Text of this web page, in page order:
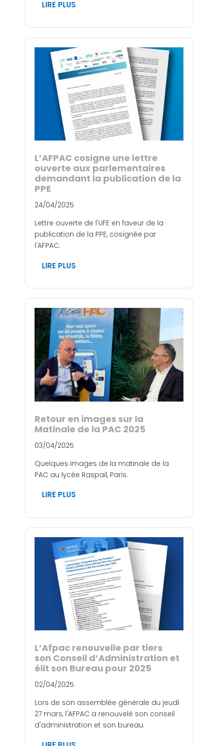
LIRE PLUS
L’AFPAC cosigne une lettre
ouverte aux parlementaires
demandant la publication de la
PPE
24/04/2025
Lettre ouverte de l'UFE en faveur de la
publication de la PPE, cosignée par
l'AFPAC.
LIRE PLUS
Retour en images sur la
Matinale de la PAC 2025
03/04/2025
Quelques images de la matinale de la
PAC au lycée Raspail, Paris.
LIRE PLUS
L’Afpac renouvelle par tiers
son Conseil d’Administration et
élit son Bureau pour 2025
02/04/2025
Lors de son assemblée générale du jeudi
27 mars, l'AFPAC a renouvelé son conseil
d'administration et son bureau.